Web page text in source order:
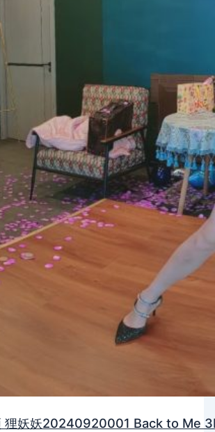
狸妖妖20240920001 Back to Me